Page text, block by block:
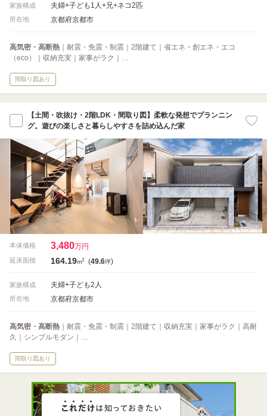
家族構成 夫婦+子ども1人+兄+ネコ2匹
所在地 京都府京都市
高気密・高断熱 ｜耐震・免震・制震｜2階建て｜省エネ・創エネ・エコ
（eco）｜収納充実｜家事がラク｜…
間取り図あり
【土間・吹抜け・2階LDK・間取り図】柔軟な発想でプランニン
グ。遊びの楽しさと暮らしやすさを詰め込んだ家
本体価格 3,480万円
延床面積 164.19m2 (49.6坪)
家族構成 夫婦+子ども2人
所在地 京都府京都市
高気密・高断熱 ｜耐震・免震・制震｜2階建て｜収納充実｜家事がラク｜高耐
久｜シンプルモダン｜…
間取り図あり